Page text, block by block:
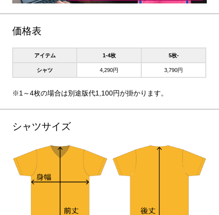
価格表
アイテム 1-4枚 5枚-
シャツ 4,290円 3,790円
※1～4枚の場合は別途版代1,100円が掛かります。
シャツサイズ